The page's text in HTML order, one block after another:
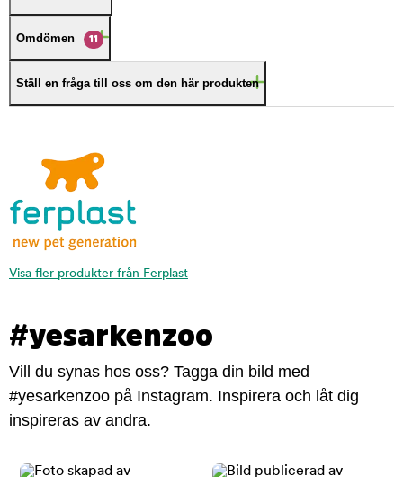
Omdömen 11
Ställ en fråga till oss om den här produkten
Visa fler produkter från Ferplast
#yesarkenzoo
Vill du synas hos oss? Tagga din bild med
#yesarkenzoo på Instagram. Inspirera och låt dig
inspireras av andra.